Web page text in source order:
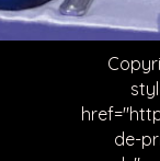
de-